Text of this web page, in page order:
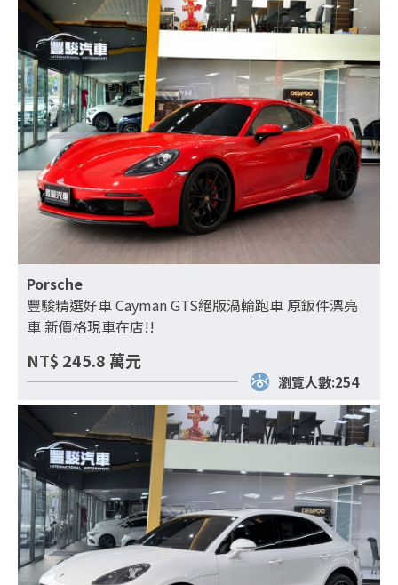
Porsche
豐駿精選好車 Cayman GTS絕版渦輪跑車 原鈑件漂亮
車 新價格現車在店!!
NT$ 245.8 萬元
瀏覽人數:254